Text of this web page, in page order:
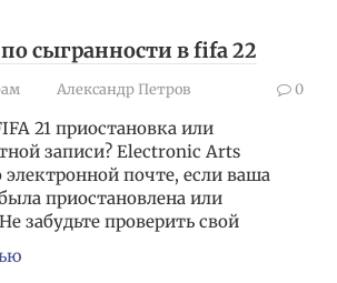
сыгранности в fifa 22
Александр Петров 0
21 приостановка или
записи? Electronic Arts
электронной почте, если ваша
приостановлена ​​или
забудьте проверить свой